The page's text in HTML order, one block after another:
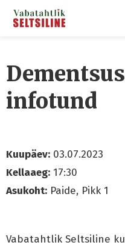
infotund
Kuupäev: 03.07.2023
Kellaaeg: 17:30
Asukoht: Paide, Pikk 1
Vabatahtlik Seltsiline